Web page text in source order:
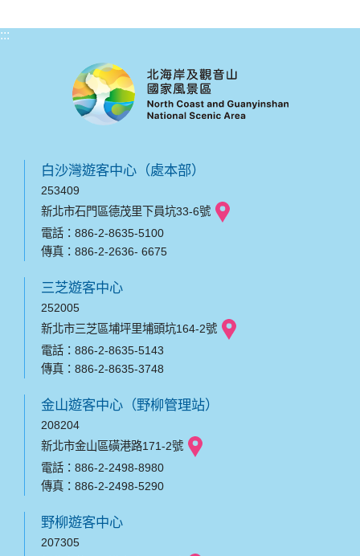
:::
白沙灣遊客中心（處本部）
253409
新北市石門區德茂里下員坑33-6號
電話：886-2-8635-5100
傳真：886-2-2636- 6675
三芝遊客中心
252005
新北市三芝區埔坪里埔頭坑164-2號
電話：886-2-8635-5143
傳真：886-2-8635-3748
金山遊客中心（野柳管理站）
208204
新北市金山區磺港路171-2號
電話：886-2-2498-8980
傳真：886-2-2498-5290
野柳遊客中心
207305